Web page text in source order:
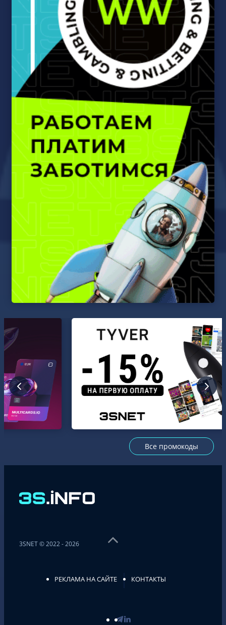
Все промокоды
3SNET © 2022 - 2026
РЕКЛАМА НА САЙТЕ КОНТАКТЫ